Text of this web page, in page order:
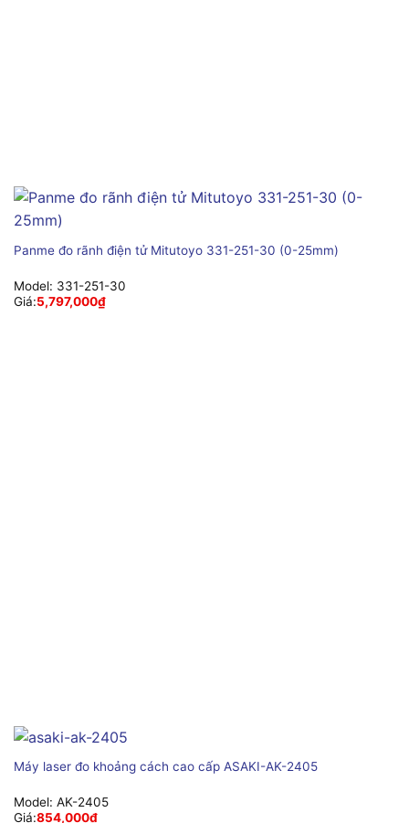
Panme đo rãnh điện tử Mitutoyo 331-251-30 (0-25mm)
Model: 331-251-30
Giá:5,797,000₫
Máy laser đo khoảng cách cao cấp ASAKI-AK-2405
Model: AK-2405
Giá:854,000₫